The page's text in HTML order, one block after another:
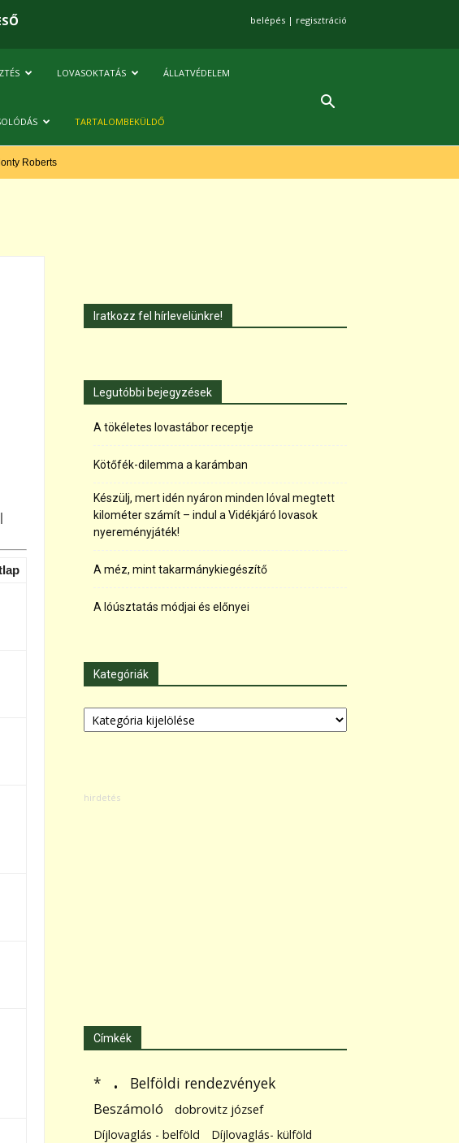
belépés | regisztráció
LOVASOKTATÁS ÁLLATVÉDELEM
TARTALOMBEKÜLDŐ
Roberts
|
Iratkozz fel hírlevelünkre!
Legutóbbi bejegyzések
A tökéletes lovastábor receptje
Kötőfék-dilemma a karámban
Készülj, mert idén nyáron minden lóval megtett
kilométer számít – indul a Vidékjáró lovasok
nyereményjáték!
A méz, mint takarmánykiegészítő
A lóúsztatás módjai és előnyei
Kategóriák
Kategóriák
Címkék
* . Belföldi rendezvények
Beszámoló dobrovitz józsef
Díjlovaglás - belföld Díjlovaglás- külföld